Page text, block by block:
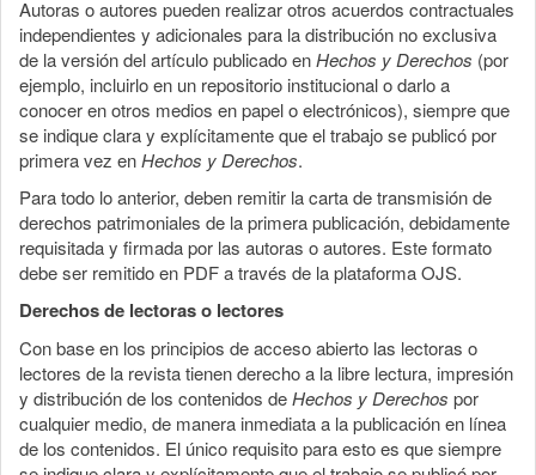
Autoras o autores pueden realizar otros acuerdos contractuales
independientes y adicionales para la distribución no exclusiva
de la versión del artículo publicado enHechos y Derechos (por
ejemplo, incluirlo en un repositorio institucional o darlo a
conocer en otros medios en papel o electrónicos), siempre que
se indique clara y explícitamente que el trabajo se publicó por
primera vez enHechos y Derechos.
Para todo lo anterior, deben remitir la carta de transmisión de
derechos patrimoniales de la primera publicación, debidamente
requisitada y firmada por las autoras o autores. Este formato
debe ser remitido en PDF a través de la plataforma OJS.
Derechos de lectoras o lectores
Con base en los principios de acceso abierto las lectoras o
lectores de la revista tienen derecho a la libre lectura, impresión
y distribución de los contenidos deHechos y Derechos por
cualquier medio, de manera inmediata a la publicación en línea
de los contenidos. El único requisito para esto es que siempre